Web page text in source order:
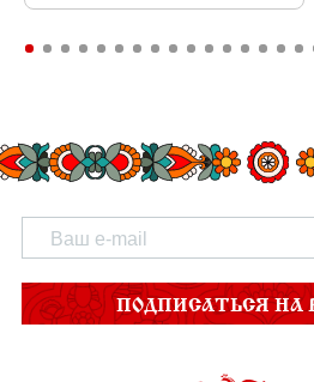
ПОДПИСАТЬСЯ НА